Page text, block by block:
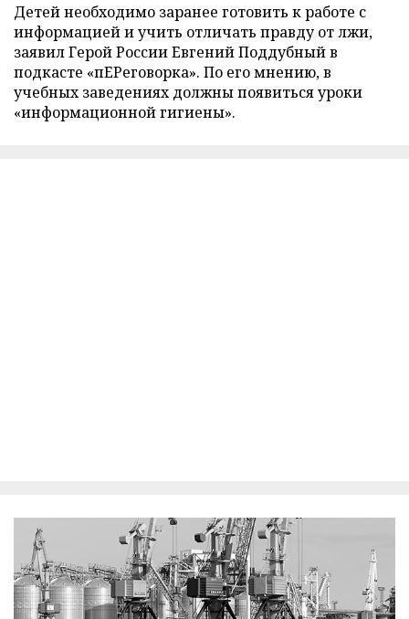
Детей необходимо заранее готовить к работе с
информацией и учить отличать правду от лжи,
заявил Герой России Евгений Поддубный в
подкасте «пЕРеговорка». По его мнению, в
учебных заведениях должны появиться уроки
«информационной гигиены».